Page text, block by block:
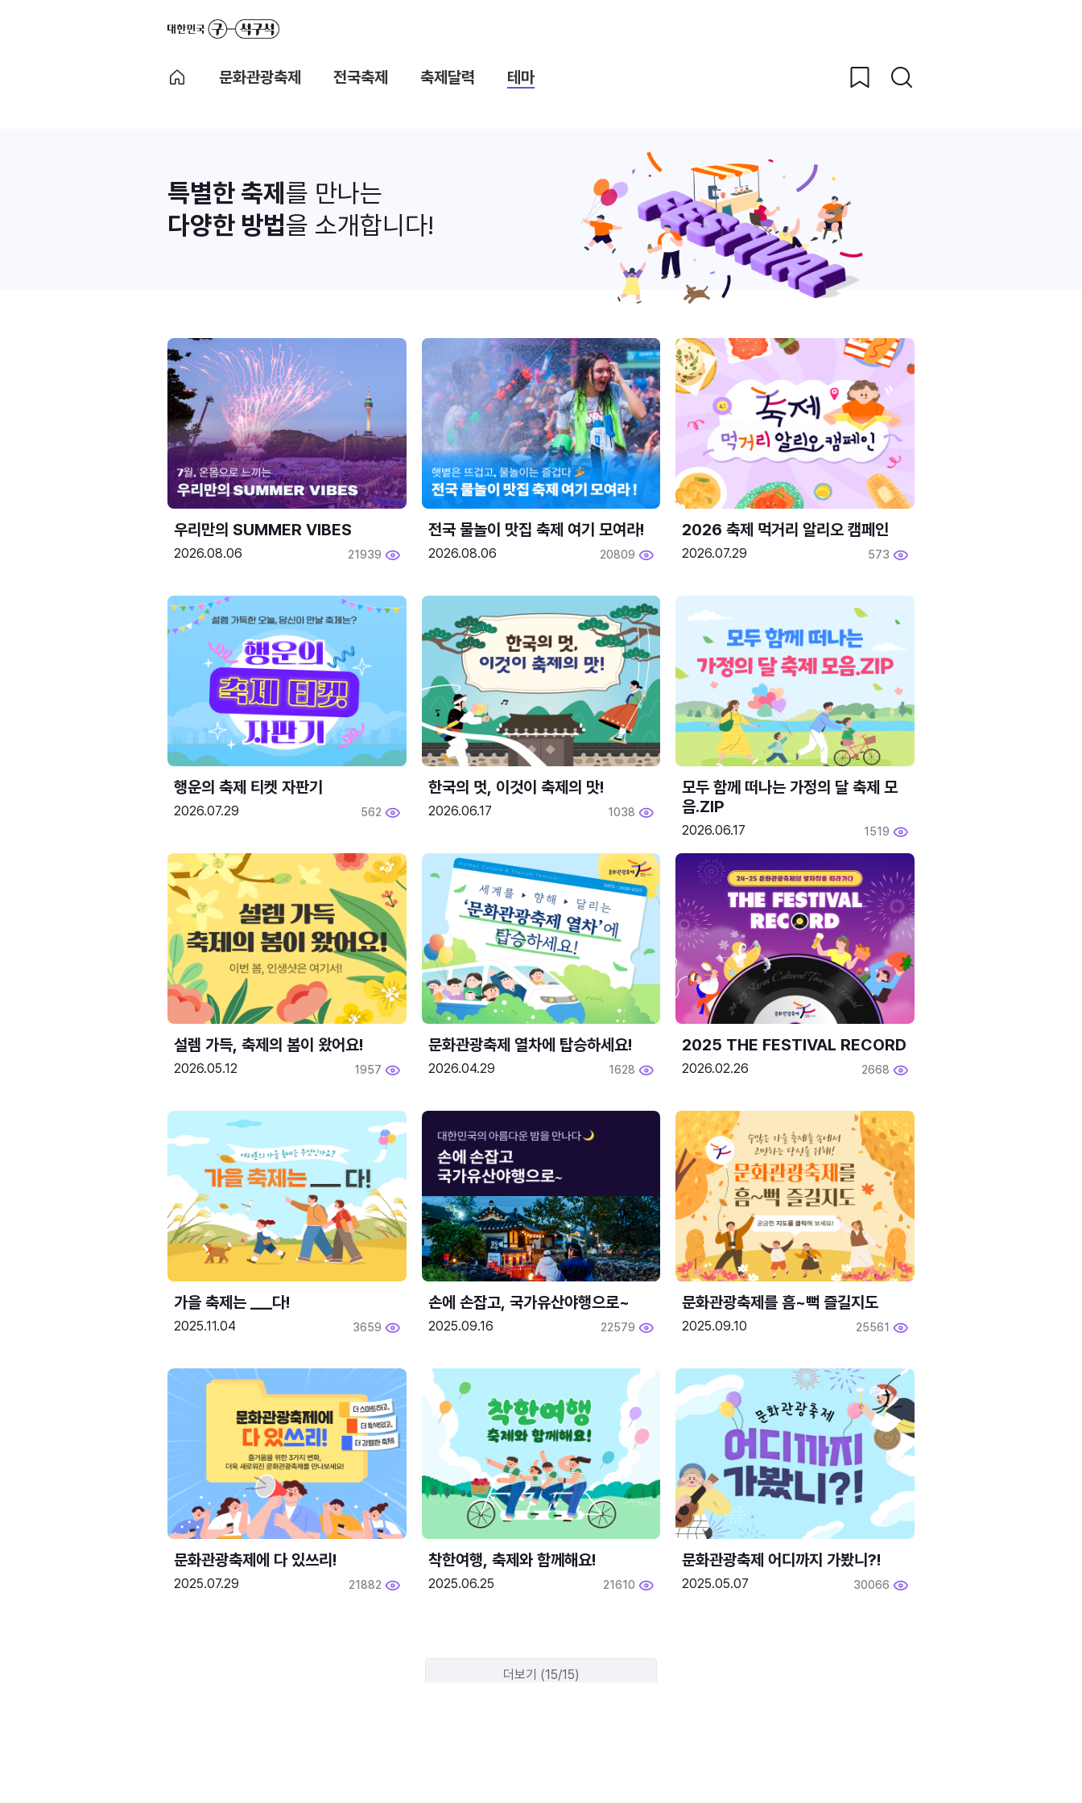
문화관광축제 전국축제 축제달력 테마
특별한 축제 를 만나는
다양한 방법을 소개합니다!
우리만의 SUMMER VIBES
2026.08.06 21939
전국 물놀이 맛집 축제 여기 모여라!
2026.08.06 20809
2026 축제 먹거리 알리오 캠페인
2026.07.29 573
행운의 축제 티켓 자판기
2026.07.29 562
한국의 멋, 이것이 축제의 맛!
2026.06.17 1038
모두 함께 떠나는 가정의 달 축제 모
음.ZIP
2026.06.17 1519
설렘 가득, 축제의 봄이 왔어요!
2026.05.12 1957
문화관광축제 열차에 탑승하세요!
2026.04.29 1628
2025 THE FESTIVAL RECORD
2026.02.26 2668
2025.11.04 3659
손에 손잡고, 국가유산야행으로~
2025.09.16 22579
문화관광축제를 흠~뻑 즐길지도
2025.09.10 25561
문화관광축제에 다 있쓰리!
2025.07.29 21882
착한여행, 축제와 함께해요!
2025.06.25 21610
문화관광축제 어디까지 가봤니?!
2025.05.07 30066
더보기 (15/15)